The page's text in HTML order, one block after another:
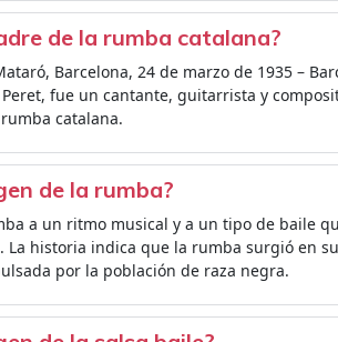
de la rumba catalana?
Barcelona, 24 de marzo de 1935 –
fue un cantante, guitarrista y
catalana.
de la rumba?
a un ritmo musical y a un tipo de baile
La historia indica que la rumba surgió en
por la población de raza negra.